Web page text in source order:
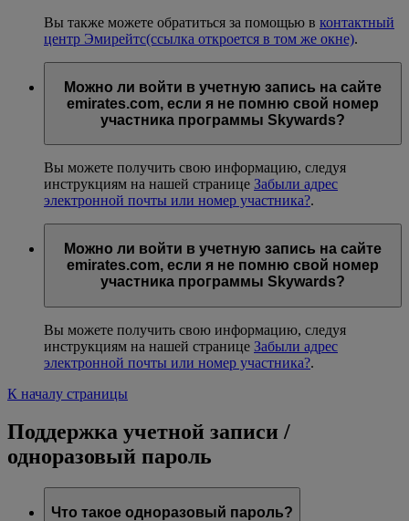
Вы также можете обратиться за помощью в контактный
центр Эмирейтс(ссылка откроется в том же окне).
Можно ли войти в учетную запись на сайте
emirates.com, если я не помню свой номер
участника программы Skywards?
Вы можете получить свою информацию, следуя
инструкциям на нашей странице Забыли адрес
электронной почты или номер участника?.
Можно ли войти в учетную запись на сайте
emirates.com, если я не помню свой номер
участника программы Skywards?
Вы можете получить свою информацию, следуя
инструкциям на нашей странице Забыли адрес
электронной почты или номер участника?.
К началу страницы
Поддержка учетной записи /
одноразовый пароль
Что такое одноразовый пароль?